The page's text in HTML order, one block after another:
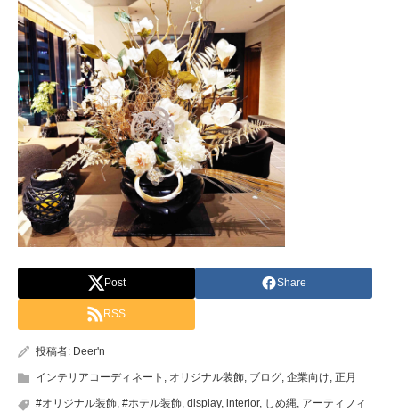
Post Share
RSS
投稿者: Deer'n
インテリアコーディネート オリジナル装飾 ブログ 企業向け 正月
#オリジナル装飾 #ホテル装飾 display, interior, しめ縄 アーティフィ